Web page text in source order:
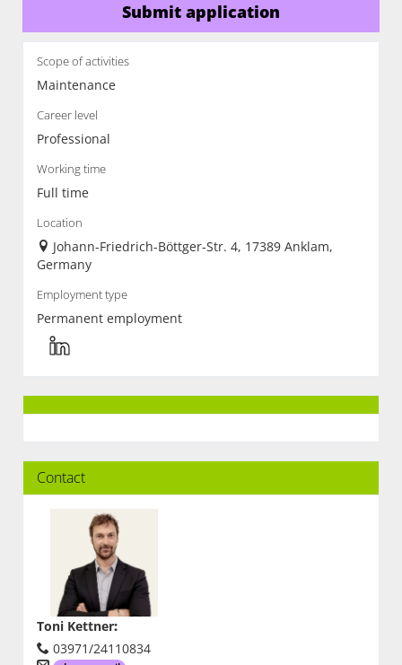
Submit application
Scope of activities
Maintenance
Career level
Professional
Working time
Full time
Location
Johann-Friedrich-Böttger-Str. 4, 17389 Anklam,
Germany
Employment type
Permanent employment
Contact
Toni Kettner:
03971/24110834